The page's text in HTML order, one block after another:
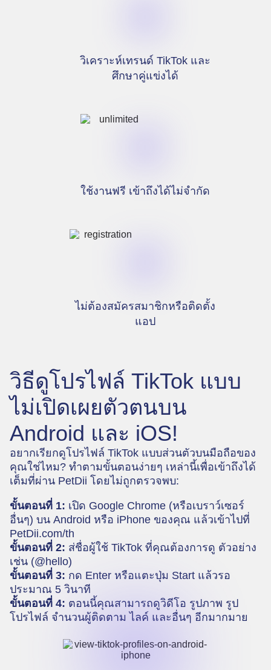
วิเคราะห์เทรนด์ TikTok และ
ศึกษาคู่แข่งได้
ใช้งานฟรี เข้าถึงได้ไม่จำกัด
ไม่ต้องสมัครสมาชิกหรือติดตั้ง
แอป
วิธีดูโปรไฟล์ TikTok แบบ
ไม่เปิดเผยตัวตนบน
Android และ iOS!
อยากเรียกดูโปรไฟล์ TikTok แบบส่วนตัวบนมือถือของ
คุณใช่ไหม? ทำตามขั้นตอนง่ายๆ เหล่านี้เพื่อเข้าถึงได้
เต็มที่ผ่าน PetDii โดยไม่ถูกตรวจพบ:
ขั้นตอนที่ 1: เปิด Google Chrome (หรือเบราว์เซอร์
อื่นๆ) บน Android หรือ iPhone ของคุณ แล้วเข้าไปที่
PetDii.com/th
ขั้นตอนที่ 2: ส่ชื่อผู้ใช้ TikTok ที่คุณต้องการดู ตัวอย่าง
เช่น (@hello)
ขั้นตอนที่ 3: กด Enter หรือแตะปุ่ม Start แล้วรอ
ประมาณ 5 วินาที
ขั้นตอนที่ 4: ตอนนี้คุณสามารถดูวิดีโอ รูปภาพ รูป
โปรไฟล์ จำนวนผู้ติดตาม ไลค์ และอื่นๆ อีกมากมาย